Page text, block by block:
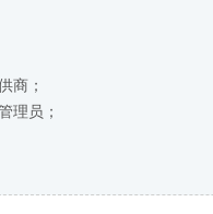
商；
理员；